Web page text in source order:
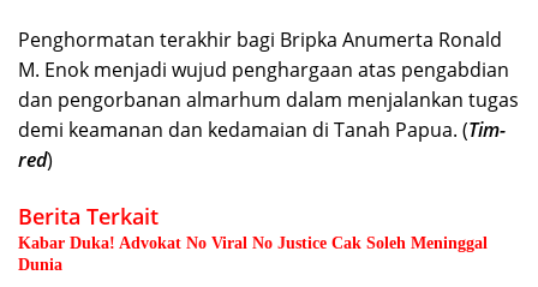
Penghormatan terakhir bagi Bripka Anumerta Ronald
M. Enok menjadi wujud penghargaan atas pengabdian
dan pengorbanan almarhum dalam menjalankan tugas
demi keamanan dan kedamaian di Tanah Papua. (Tim-
red)
Berita Terkait
Kabar Duka! Advokat No Viral No Justice Cak Soleh Meninggal
Dunia